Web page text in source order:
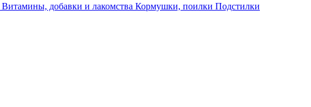
Витамины, добавки и лакомства Кормушки, поилки Подстилки